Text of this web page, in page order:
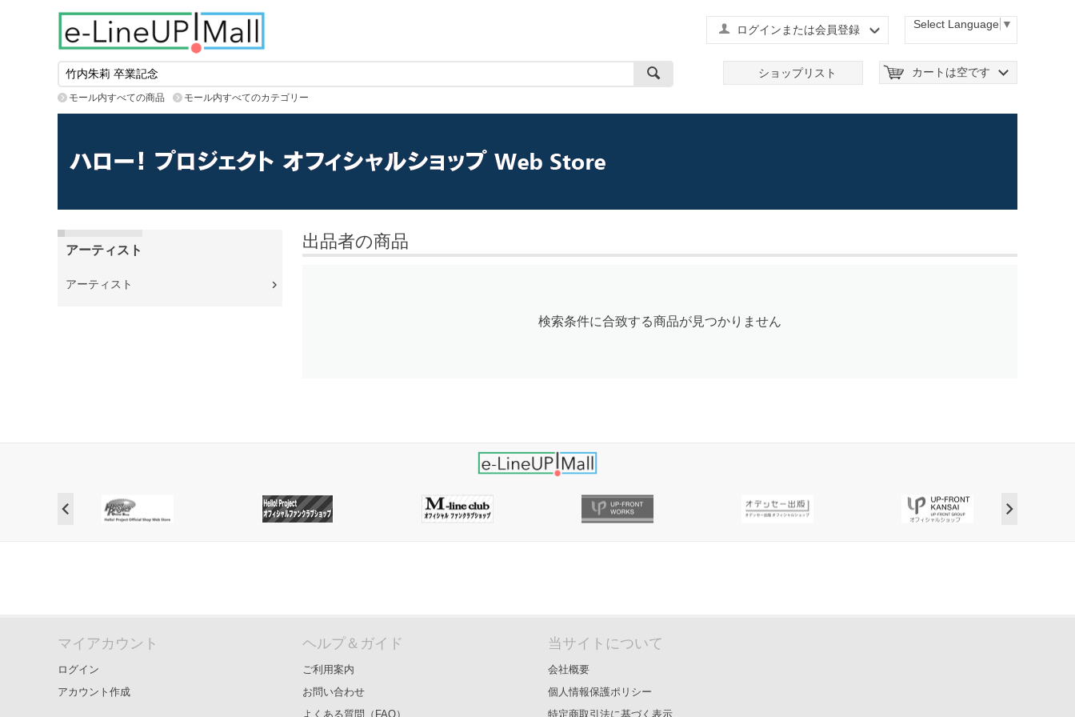
Select Language ▼
ログインまたは会員登録
カートは空です
ショップリスト
モール内すべての商品 モール内すべてのカテゴリー
アーティスト
アーティスト
出品者の商品
検索条件に合致する商品が見つかりません
マイアカウント
ログイン
アカウント作成
ヘルプ＆ガイド
ご利用案内
お問い合わせ
よくある質問（FAQ）
当サイトについて
会社概要
個人情報保護ポリシー
特定商取引法に基づく表示